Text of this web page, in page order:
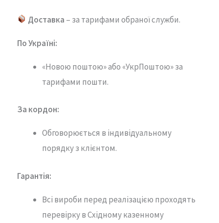
Доставка – за тарифами обраної служби.
По Україні:
«Новою поштою» або «УкрПоштою» за
тарифами пошти.
За кордон:
Обговорюється в індивідуальному
порядку з клієнтом.
Гарантія:
Всі вироби перед реалізацією проходять
перевірку в Східному казенному